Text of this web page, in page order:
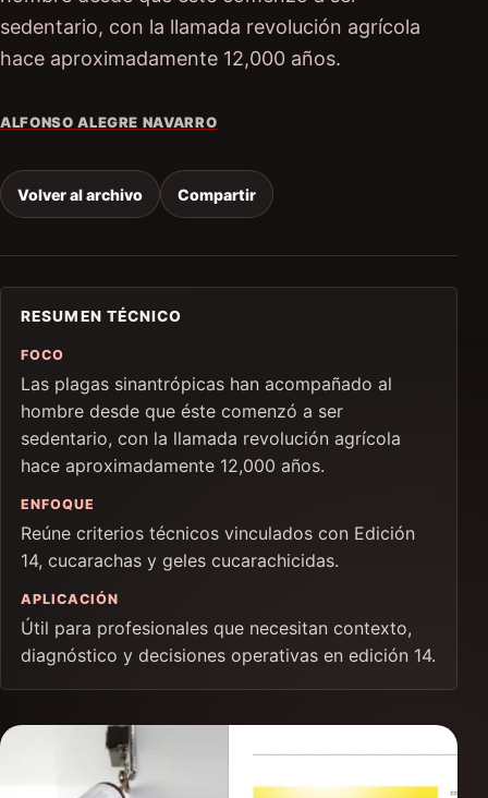
sedentario, con la llamada revolución agrícola
hace aproximadamente 12,000 años.
ALFONSO ALEGRE NAVARRO
Volver al archivo Compartir
RESUMEN TÉCNICO
FOCO
Las plagas sinantrópicas han acompañado al
hombre desde que éste comenzó a ser
sedentario, con la llamada revolución agrícola
hace aproximadamente 12,000 años.
ENFOQUE
Reúne criterios técnicos vinculados con Edición
14, cucarachas y geles cucarachicidas.
APLICACIÓN
Útil para profesionales que necesitan contexto,
diagnóstico y decisiones operativas en edición 14.